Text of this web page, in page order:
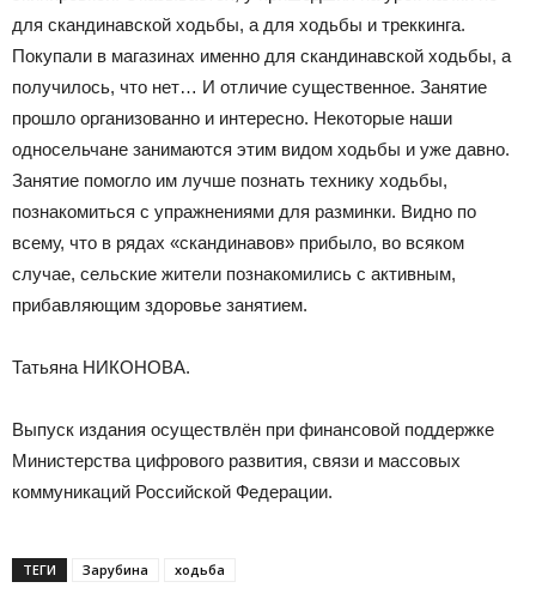
для скандинавской ходьбы, а для ходьбы и треккинга.
Покупали в магазинах именно для скандинавской ходьбы, а
получилось, что нет… И отличие существенное. Занятие
прошло организованно и интересно. Некоторые наши
односельчане занимаются этим видом ходьбы и уже давно.
Занятие помогло им лучше познать технику ходьбы,
познакомиться с упражнениями для разминки. Видно по
всему, что в рядах «скандинавов» прибыло, во всяком
случае, сельские жители познакомились с активным,
прибавляющим здоровье занятием.
Татьяна НИКОНОВА.
Выпуск издания осуществлён при финансовой поддержке
Министерства цифрового развития, связи и массовых
коммуникаций Российской Федерации.
ТЕГИ Зарубина ходьба